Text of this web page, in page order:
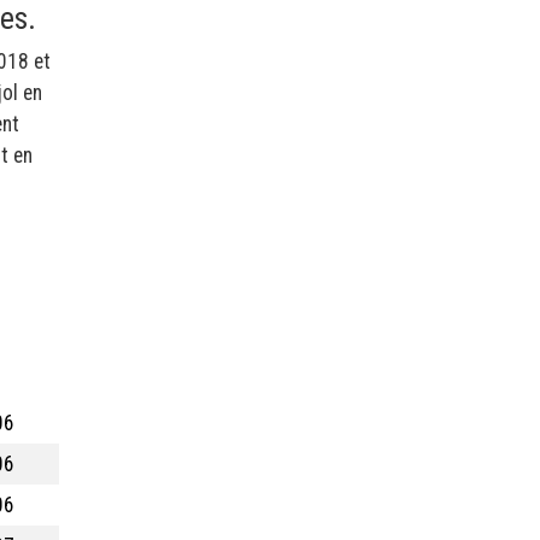
et
en
en